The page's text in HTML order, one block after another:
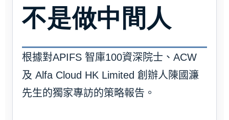
不是做中間人
根據對APIFS 智庫100資深院士、ACW
及 Alfa Cloud HK Limited 創辦人陳國濂
先生的獨家專訪的策略報告。